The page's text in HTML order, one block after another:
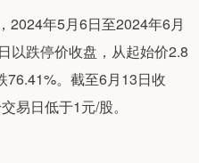
年5月6日至2024年6月
以跌停价收盘，从起始价2.8
76.41%。截至6月13日收
易日低于1元/股。